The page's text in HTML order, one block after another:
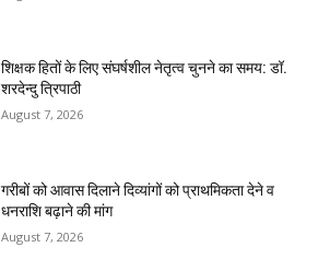
शिक्षक हितों के लिए संघर्षशील नेतृत्व चुनने का समय: डॉ.
शरदेन्दु त्रिपाठी
August 7, 2026
गरीबों को आवास दिलाने दिव्यांगों को प्राथमिकता देने व
धनराशि बढ़ाने की मांग
August 7, 2026